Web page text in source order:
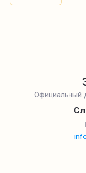
Официальный